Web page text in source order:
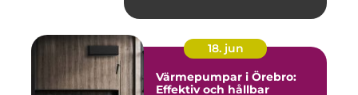
18. jun
Värmepumpar i Örebro:
Effektiv och hållbar